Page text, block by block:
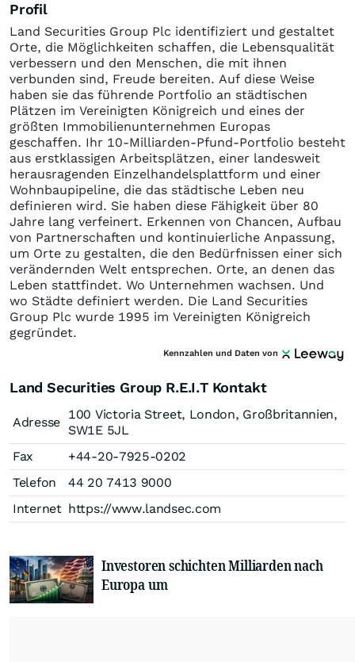
Profil
Land Securities Group Plc identifiziert und gestaltet
Orte, die Möglichkeiten schaffen, die Lebensqualität
verbessern und den Menschen, die mit ihnen
verbunden sind, Freude bereiten. Auf diese Weise
haben sie das führende Portfolio an städtischen
Plätzen im Vereinigten Königreich und eines der
größten Immobilienunternehmen Europas
geschaffen. Ihr 10-Milliarden-Pfund-Portfolio besteht
aus erstklassigen Arbeitsplätzen, einer landesweit
herausragenden Einzelhandelsplattform und einer
Wohnbaupipeline, die das städtische Leben neu
definieren wird. Sie haben diese Fähigkeit über 80
Jahre lang verfeinert. Erkennen von Chancen, Aufbau
von Partnerschaften und kontinuierliche Anpassung,
um Orte zu gestalten, die den Bedürfnissen einer sich
verändernden Welt entsprechen. Orte, an denen das
Leben stattfindet. Wo Unternehmen wachsen. Und
wo Städte definiert werden. Die Land Securities
Group Plc wurde 1995 im Vereinigten Königreich
gegründet.
Kennzahlen und Daten von
Land Securities Group R.E.I.T Kontakt
Adresse
100 Victoria Street, London, Großbritannien,
SW1E 5JL
Fax
+44-20-7925-0202
Telefon
44 20 7413 9000
Internet https://www.landsec.com
Investoren schichten Milliarden nach
Europa um